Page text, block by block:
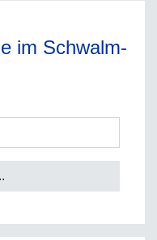
im Schwalm-